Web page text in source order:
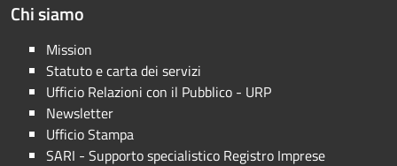
Chi siamo
Mission
Statuto e carta dei servizi
Ufficio Relazioni con il Pubblico - URP
Newsletter
Ufficio Stampa
SARI - Supporto specialistico Registro Imprese